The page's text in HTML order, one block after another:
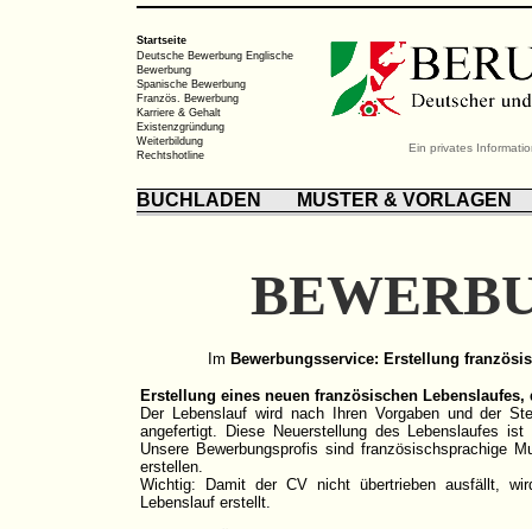
Startseite
Deutsche Bewerbung Englische
Bewerbung
Spanische Bewerbung
Französ. Bewerbung
Karriere & Gehalt
Existenzgründung
Weiterbildung
Rechtshotline
Ein privates
BUCHLADEN MUSTER & VORLAGEN
Im Bewerbungsservice: Erstellung
Erstellung eines neuen französischen
Der Lebenslauf wird nach Ihren Vorgaben und der
angefertigt. Diese Neuerstellung des Lebenslaufes
Unsere Bewerbungsprofis sind französischsprachige
erstellen.
Wichtig: Damit der CV nicht übertrieben ausfällt,
Lebenslauf erstellt.